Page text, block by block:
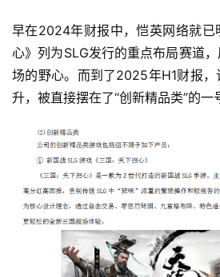
页
早在2024年财报中，恺英网络就已
心》列为SLG发行的重点布局赛道
场的野心。而到了2025年H1财报
升，被直接摆在了“创新精品类”的一